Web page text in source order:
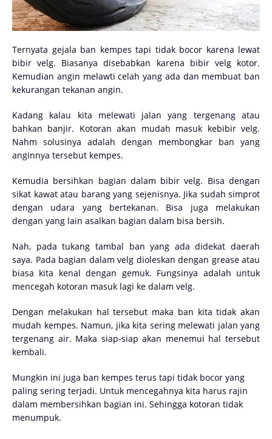
Ternyata gejala ban kempes tapi tidak bocor karena lewat
bibir velg. Biasanya disebabkan karena bibir velg kotor.
Kemudian angin melawti celah yang ada dan membuat ban
kekurangan tekanan angin.
Kadang kalau kita melewati jalan yang tergenang atau
bahkan banjir. Kotoran akan mudah masuk kebibir velg.
Nahm solusinya adalah dengan membongkar ban yang
anginnya tersebut kempes.
Kemudia bersihkan bagian dalam bibir velg. Bisa dengan
sikat kawat atau barang yang sejenisnya. Jika sudah simprot
dengan udara yang bertekanan. Bisa juga melakukan
dengan yang lain asalkan bagian dalam bisa bersih.
Nah, pada tukang tambal ban yang ada didekat daerah
saya. Pada bagian dalam velg dioleskan dengan grease atau
biasa kita kenal dengan gemuk. Fungsinya adalah untuk
mencegah kotoran masuk lagi ke dalam velg.
Dengan melakukan hal tersebut maka ban kita tidak akan
mudah kempes. Namun, jika kita sering melewati jalan yang
tergenang air. Maka siap-siap akan menemui hal tersebut
kembali.
Mungkin ini juga ban kempes terus tapi tidak bocor yang
paling sering terjadi. Untuk mencegahnya kita harus rajin
dalam membersihkan bagian ini. Sehingga kotoran tidak
menumpuk.